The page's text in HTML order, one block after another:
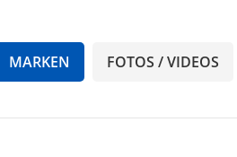
MARKEN FOTOS / VIDEOS